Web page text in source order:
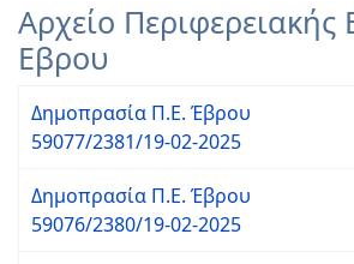
Αρχείο Περιφερειακής
Εβρου
Δημοπρασία Π.Ε. Έβρου
59077/2381/19-02-2025
Δημοπρασία Π.Ε. Έβρου
59076/2380/19-02-2025